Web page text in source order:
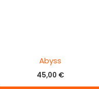
Abyss
45,00 €